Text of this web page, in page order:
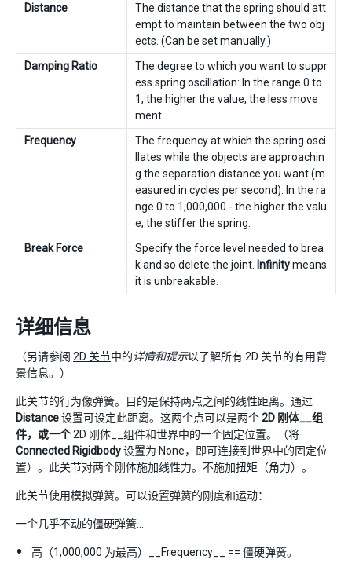
Distance
The distance that the spring should att
empt to maintain between the two obj
ects. (Can be set manually.)
Damping Ratio
The degree to which you want to suppr
ess spring oscillation: In the range 0 to
1, the higher the value, the less move
ment.
Frequency
The frequency at which the spring osci
llates while the objects are approachin
g the separation distance you want (m
easured in cycles per second): In the ra
nge 0 to 1,000,000 - the higher the valu
e, the stiffer the spring.
Break Force
Specify the force level needed to brea
k and so delete the joint. Infinitymeans
it is unbreakable.
详细信息
（另请参阅 2D 关节中的详情和提示以了解所有 2D 关节的有用背
景信息。）
此关节的行为像弹簧。目的是保持两点之间的线性距离。通过
Distance设置可设定此距离。这两个点可以是两个2D 刚体__组
件，或一个2D 刚体__组件和世界中的一个固定位置。（将
Connected Rigidbody设置为 None，即可连接到世界中的固定位
置）。此关节对两个刚体施加线性力。不施加扭矩（角力）。
此关节使用模拟弹簧。可以设置弹簧的刚度和运动：
一个几乎不动的僵硬弹簧…
高（1,000,000 为最高）__Frequency__ == 僵硬弹簧。